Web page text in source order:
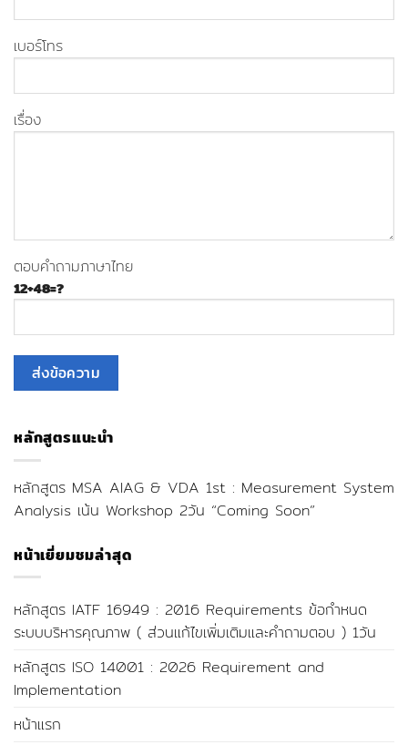
เบอร์โทร
เรื่อง
ตอบคำถามภาษาไทย
12+48=?
หลักสูตรแนะนำ
หลักสูตร MSA AIAG & VDA 1st : Measurement System
Analysis เน้น Workshop 2วัน “Coming Soon”
หน้าเยี่ยมชมล่าสุด
หลักสูตร IATF 16949 : 2016 Requirements ข้อกำหนด
ระบบบริหารคุณภาพ ( ส่วนแก้ไขเพิ่มเติมและคำถามตอบ ) 1วัน
หลักสูตร ISO 14001 : 2026 Requirement and
Implementation
หน้าแรก